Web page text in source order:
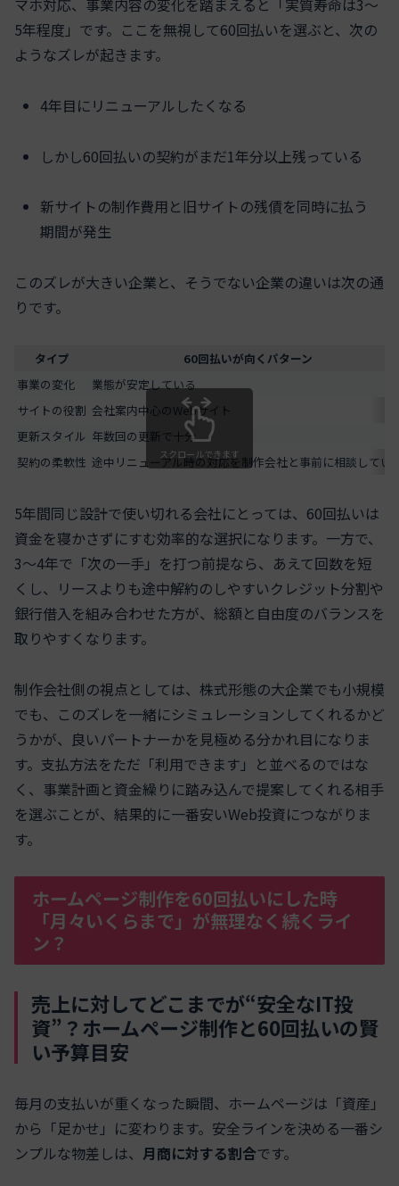
マホ対応、事業内容の変化を踏まえると「実質寿命は3〜
5年程度」です。ここを無視して60回払いを選ぶと、次の
ようなズレが起きます。
4年目にリニューアルしたくなる
しかし60回払いの契約がまだ1年分以上残っている
新サイトの制作費用と旧サイトの残債を同時に払う
期間が発生
このズレが大きい企業と、そうでない企業の違いは次の通
りです。
タイプ
60回払いが向くパターン
事業の変化
業態が安定している
サイトの役割 会社案内中心のWebサイト
更新スタイル 年数回の更新で十分
契約の柔軟性 途中リニューアル時の対応を制作会社と事前に相談してい
スクロールできます
5年間同じ設計で使い切れる会社にとっては、60回払いは
資金を寝かさずにすむ効率的な選択になります。一方で、
3〜4年で「次の一手」を打つ前提なら、あえて回数を短
くし、リースよりも途中解約のしやすいクレジット分割や
銀行借入を組み合わせた方が、総額と自由度のバランスを
取りやすくなります。
制作会社側の視点としては、株式形態の大企業でも小規模
でも、このズレを一緒にシミュレーションしてくれるかど
うかが、良いパートナーかを見極める分かれ目になりま
す。支払方法をただ「利用できます」と並べるのではな
く、事業計画と資金繰りに踏み込んで提案してくれる相手
を選ぶことが、結果的に一番安いWeb投資につながりま
す。
ホームページ制作を60回払いにした時
「月々いくらまで」が無理なく続くライ
ン？
売上に対してどこまでが“安全なIT投
資”？ホームページ制作と60回払いの賢
い予算目安
毎月の支払いが重くなった瞬間、ホームページは「資産」
から「足かせ」に変わります。安全ラインを決める一番シ
ンプルな物差しは、 月商に対する割合です。